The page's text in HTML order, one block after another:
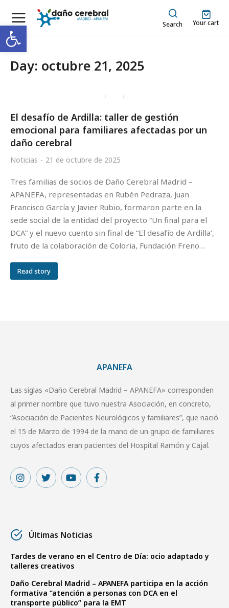
Abrir barra de herramientas Search Your cart
Day: octubre 21, 2025
El desafío de Ardilla: taller de gestión
emocional para familiares afectadas por un
daño cerebral
Noticias 21 de octubre de 2025
Tres familias de socios de Daño Cerebral Madrid –
APANEFA, representadas en Rubén Pedraza, Juan
Francisco García y Javier Rubio, formaron parte en la
sede social de la entidad del proyecto “Un final para el
DCA” y el nuevo cuento sin final de “El desafío de Ardilla’,
fruto de la colaboración de Coloria, Fundación Freno…
Read story
APANEFA
Las siglas «Daño Cerebral Madrid – APANEFA» corresponden
al primer nombre que tuvo nuestra Asociación, en concreto,
“Asociación de Pacientes Neurológicos y familiares”, que nació
el 15 de Marzo de 1994 de la mano de un grupo de familiares
cuyos afectados eran pacientes del Hospital Ramón y Cajal.
Últimas Noticias
Tardes de verano en el Centro de Día: ocio adaptado y
talleres creativos
Daño Cerebral Madrid – APANEFA participa en la acción
formativa “atención a personas con DCA en el
transporte público” para la EMT